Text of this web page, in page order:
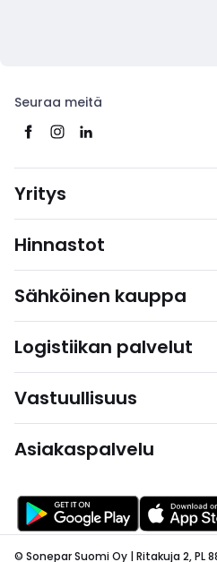
Seuraa meitä
Yritys
Hinnastot
Sähköinen kauppa
Logistiikan palvelut
Vastuullisuus
Asiakaspalvelu
© Sonepar Suomi Oy | Ritakuja 2, PL